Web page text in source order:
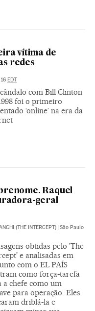
vítima de
redes
EDT
com Bill Clinton
foi o primeiro
‘online’ na era da
Raquel
geral
(THE INTERCEPT) | São Paulo
obtidas pelo 'The
e analisadas em
com o EL PAÍS
como força-tarefa
a chefe como um
para operação. Eles
driblá-la e